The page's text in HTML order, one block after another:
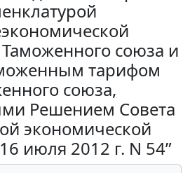
союза и
тарифом
союза,
Решением Совета
экономической
июля 2012 г. N 54”